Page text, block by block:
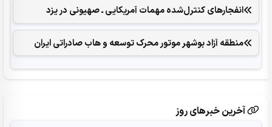
انفجارهای ‌کنترل‌شده ‌مهمات آمریکایی ـ صهیونی در یزد
منطقه آزاد بوشهر موتور محرک توسعه و هاب صادراتی ایران
آخرین خبرهای روز